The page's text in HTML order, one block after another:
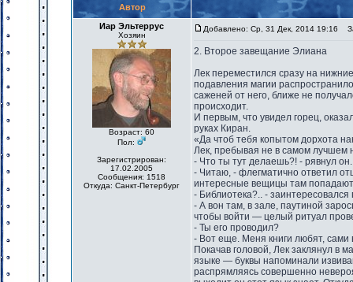
Автор
Иар Эльтеррус
Хозяин
Возраст: 60
Пол:
Зарегистрирован:
17.02.2005
Сообщения: 1518
Откуда: Санкт-Петербург
Добавлено: Ср, 31 Дек, 2014 19:16
2. Второе завещание Элиана
Лек переместился сразу на
подавления магии
саженей от него, ближе не
происходит.
И первым, что увидел горец,
руках Киран.
«Да чтоб тебя копытом дорхота
Лек, пребывая не в самом лучшем
- Что ты тут делаешь?! - рявнул он.
- Читаю, - флегматично ответил
интересные вещицы там
- Библиотека?.. - заинтересовался
- А вон там, в зале, паутиной
чтобы войти — целый ритуал
- Ты его проводил?
- Вот еще. Меня книги любят, сами
Покачав головой, Лек заклянул в
языке — буквы напоминали
распрямляясь совершенно